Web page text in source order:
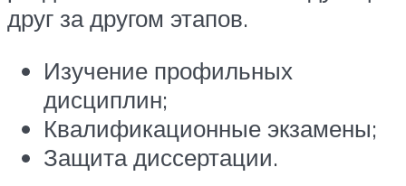
друг за другом этапов.
Изучение профильных
дисциплин;
Квалификационные экзамены;
Защита диссертации.